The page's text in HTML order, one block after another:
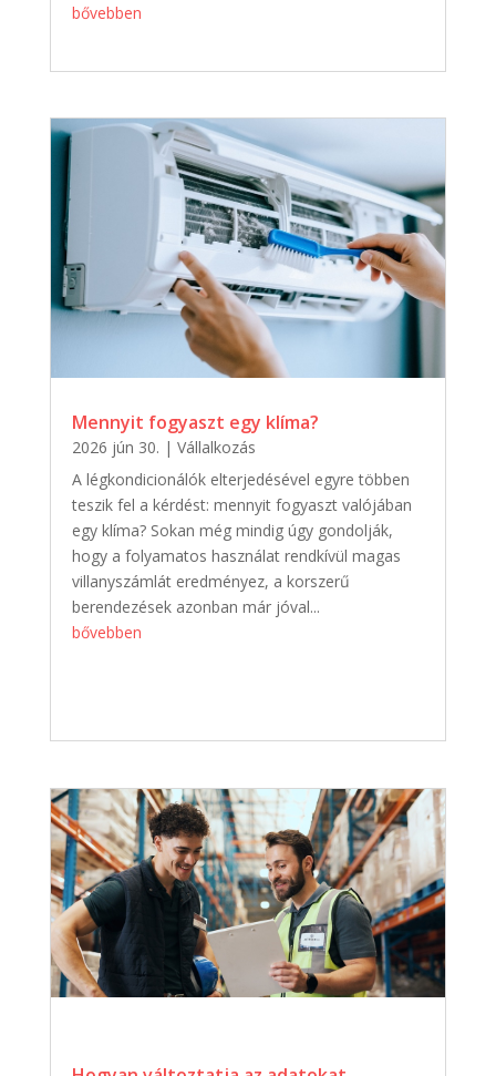
bővebben
Mennyit fogyaszt egy klíma?
2026 jún 30. | Vállalkozás
A légkondicionálók elterjedésével egyre többen
teszik fel a kérdést: mennyit fogyaszt valójában
egy klíma? Sokan még mindig úgy gondolják,
hogy a folyamatos használat rendkívül magas
villanyszámlát eredményez, a korszerű
berendezések azonban már jóval...
bővebben